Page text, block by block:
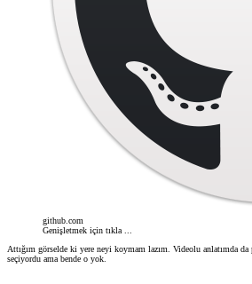
github.com
Genişletmek için tıkla ...
Attığım görselde ki yere neyi koymam lazım. Videolu anlatımda
seçiyordu ama bende o yok.